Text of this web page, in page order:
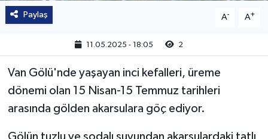
Paylaş A- A+
11.05.2025 - 18:05 2
Van Gölü'nde yaşayan inci kefalleri, üreme
dönemi olan 15 Nisan-15 Temmuz tarihleri
arasında gölden akarsulara göç ediyor.